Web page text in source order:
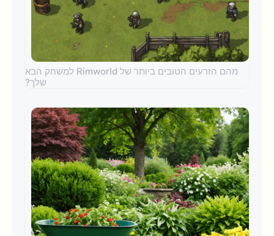
מהם הזרעים הטובים ביותר של Rimworld למשחק הבא
שלך?